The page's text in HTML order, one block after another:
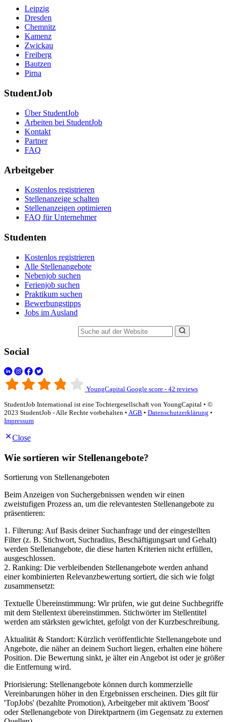
Leipzig
Dresden
Chemnitz
Kamenz
Zwickau
Freiberg
Bautzen
Pirna
StudentJob
Über StudentJob
Arbeiten bei StudentJob
Kontakt
Partner
FAQ
Arbeitgeber
Kostenlos registrieren
Stellenanzeige schalten
Stellenanzeigen optimieren
FAQ für Unternehmer
Studenten
Kostenlos registrieren
Alle Stellenangebote
Nebenjob suchen
Ferienjob suchen
Praktikum suchen
Bewerbungstipps
Jobs im Ausland
Social
YoungCapital Google score - 42 reviews
StudentJob International ist eine Tochtergesellschaft von YoungCapital • ©
2023 StudentJob - Alle Rechte vorbehalten • AGB • Datenschutzerklärung •
Impressum
Close
Wie sortieren wir Stellenangebote?
Sortierung von Stellenangeboten
Beim Anzeigen von Suchergebnissen wenden wir einen
zweistufigen Prozess an, um die relevantesten Stellenangebote zu
präsentieren:
1. Filterung: Auf Basis deiner Suchanfrage und der eingestellten
Filter (z. B. Stichwort, Suchradius, Beschäftigungsart und Gehalt)
werden Stellenangebote, die diese harten Kriterien nicht erfüllen,
ausgeschlossen.
2. Ranking: Die verbleibenden Stellenangebote werden anhand
einer kombinierten Relevanzbewertung sortiert, die sich wie folgt
zusammensetzt:
Textuelle Übereinstimmung: Wir prüfen, wie gut deine Suchbegriffe
mit dem Stellentext übereinstimmen. Stichwörter im Stellentitel
werden am stärksten gewichtet, gefolgt von der Kurzbeschreibung.
Aktualität & Standort: Kürzlich veröffentlichte Stellenangebote und
Angebote, die näher an deinem Suchort liegen, erhalten eine höhere
Position. Die Bewertung sinkt, je älter ein Angebot ist oder je größer
die Entfernung wird.
Priorisierung: Stellenangebote können durch kommerzielle
Vereinbarungen höher in den Ergebnissen erscheinen. Dies gilt für
'TopJobs' (bezahlte Promotion), Arbeitgeber mit aktivem 'Boost'
oder Stellenangebote von Direktpartnern (im Gegensatz zu externen